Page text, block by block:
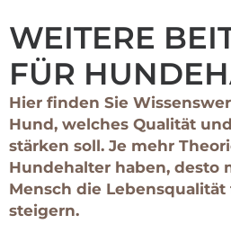
WEITERE
FÜR
Hier finden Sie
Hund, welches Qualität
stärken soll. Je mehr
Hundehalter haben, desto
Mensch die
steigern.